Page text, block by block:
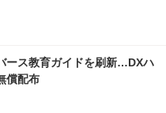
ース教育ガイドを刷新…DXハ
償配布